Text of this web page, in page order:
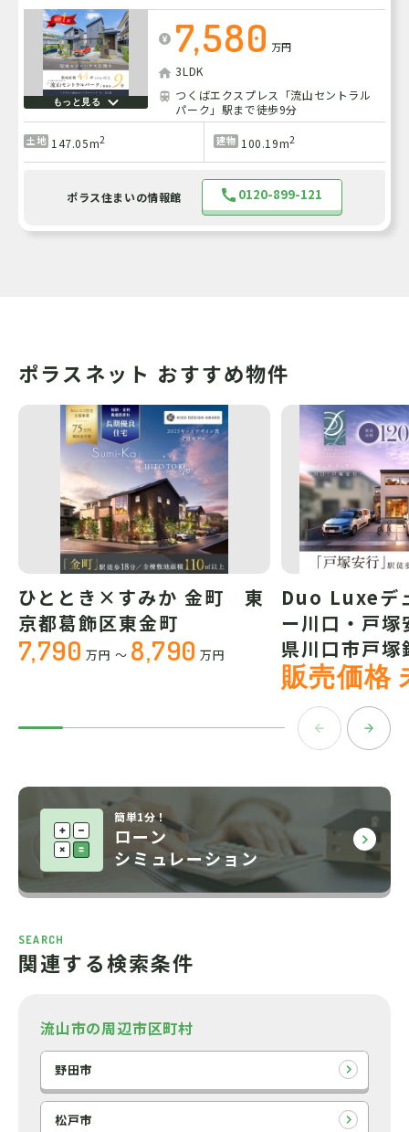
もっと見る
7,580 万円
3LDK
つくばエクスプレス「流山セントラル
パーク」駅まで徒歩9分
土地 147.05m2 建物 100.19m2
ポラス住まいの情報館 0120-899-121
ポラスネット おすすめ物件
ひととき×すみか 金町 東
京都葛飾区東金町
7,790 万円 ～ 8,790 万円
Duo Luxeデ
ー川口・戸
県川口市戸塚
販売価格
簡単1分！
ローン
シミュレーション
SEARCH
関連する検索条件
流山市の周辺市区町村
野田市
松戸市